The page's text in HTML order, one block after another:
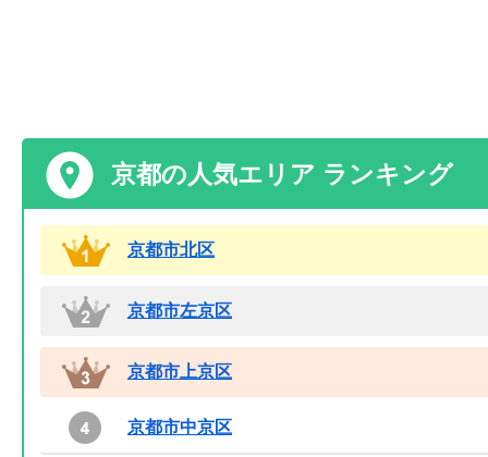
京都の人気エリア ランキング
京都市北区
京都市左京区
京都市上京区
京都市中京区